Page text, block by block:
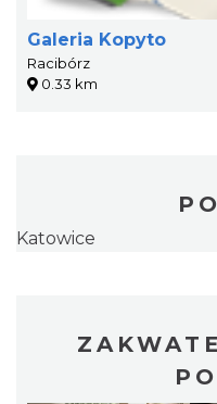
Galeria Kopyto
Racibórz
0.33 km
Katowice